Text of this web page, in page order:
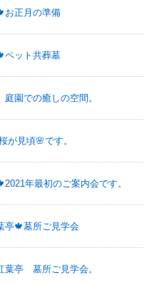
お正月の準備
ペット共葬墓
庭園での癒しの空間。
が見頃🌸です。
年最初のご案内会です。
亭🍁墓所ご見学会
葉亭 墓所ご見学会。